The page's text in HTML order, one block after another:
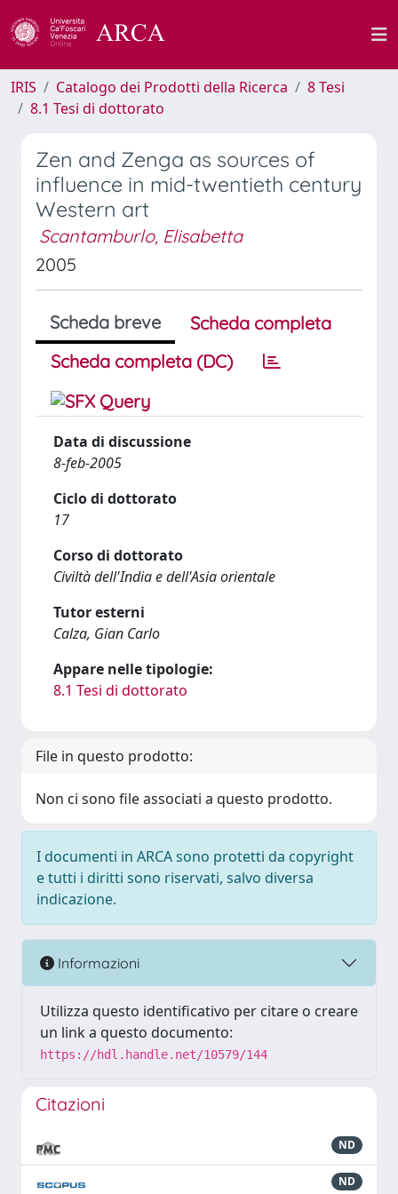
IRIS Catalogo dei Prodotti della Ricerca
8 Tesi
8.1 Tesi di dottorato
Zen and Zenga as sources of
influence in mid-twentieth century
Western art
Scantamburlo, Elisabetta
2005
Scheda breve
Scheda completa
Scheda completa (DC)
Data di discussione
8-feb-2005
Ciclo di dottorato
17
Corso di dottorato
Civiltà dell'India e dell'Asia orientale
Tutor esterni
Calza, Gian Carlo
Appare nelle tipologie:
8.1 Tesi di dottorato
File in questo prodotto:
Non ci sono file associati a questo prodotto.
I documenti in ARCA sono protetti da copyright
e tutti i diritti sono riservati, salvo diversa
indicazione.
Informazioni
Utilizza questo identificativo per citare o creare
un link a questo documento:
https://hdl.handle.net/10579/144
Citazioni
ND
ND